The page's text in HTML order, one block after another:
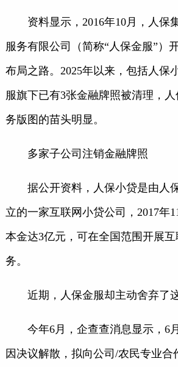
资料显示，2016年10月，人保
服务有限公司（简称“人保金服”）
布局之路。2025年以来，包括人保
服旗下已有3张金融牌照被清理，
务版图的苗头明显。
多家子公司注销金融牌照
据公开资料，人保小贷是由人
立的一家互联网小贷公司，2017年
本金达3亿元，可在全国范围开展
务。
近期，人保金服却主动舍弃了
今年6月，企查查消息显示，6
因决议解散，拟向公司/农民专业合